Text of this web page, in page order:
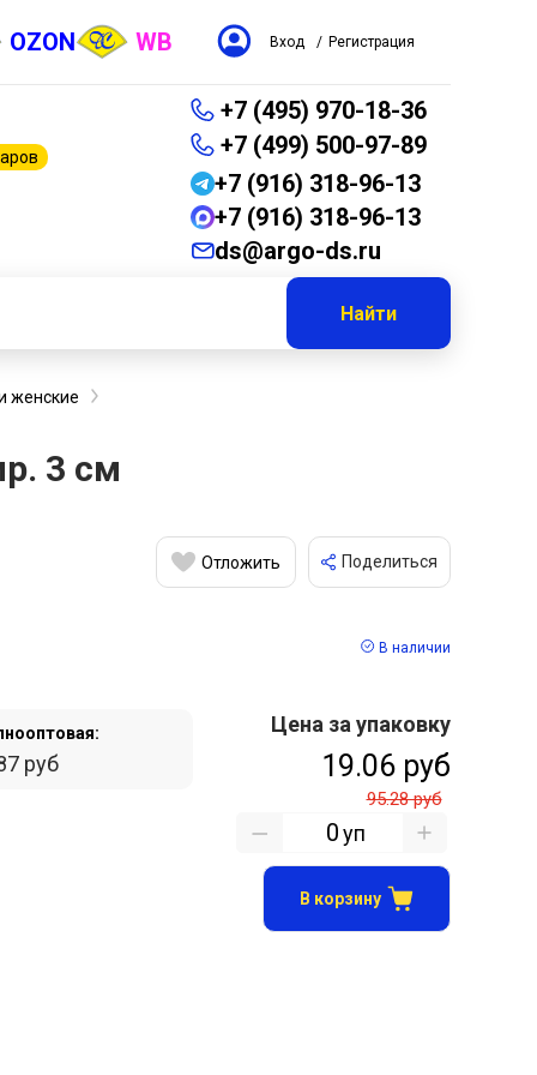
OZON WB Вход / Регистрация
+7 (495) 970-18-36
+7 (499) 500-97-89
+7 (916) 318-96-13
+7 (916) 318-96-13
ds@argo-ds.ru
Найти
женские
3 см
Отложить Поделиться
В наличии
руб
Цена за упаковку
19.06 руб
95.28 руб
уп
В корзину